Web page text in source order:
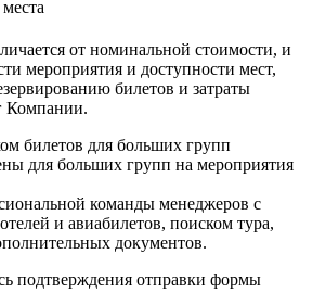
от номинальной стоимости, и
мероприятия и доступности мест,
билетов и затраты
Компании.
билетов для больших групп
для больших групп на мероприятия
команды менеджеров с
и авиабилетов, поиском тура,
документов.
подтверждения отправки формы